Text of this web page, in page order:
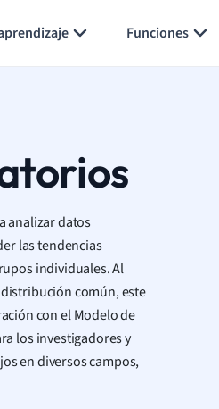
Funciones
analizar datos
las tendencias
individuales. Al
común, este
con el Modelo de
los investigadores y
en diversos campos,